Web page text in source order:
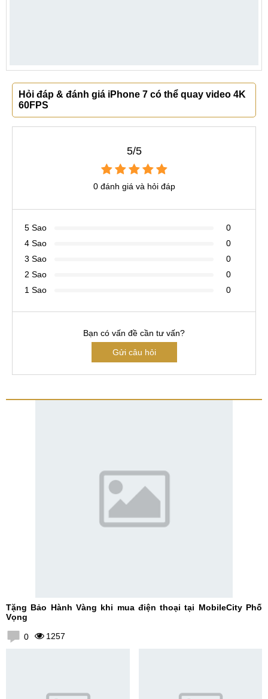
Hỏi đáp & đánh giá iPhone 7 có thể quay video 4K
60FPS
5/5
0 đánh giá và hỏi đáp
5 Sao
0
4 Sao
0
3 Sao
0
2 Sao
0
1 Sao
0
Bạn có vấn đề cần tư vấn?
Gửi câu hỏi
Tặng Bảo Hành Vàng khi mua điện thoại tại MobileCity Phố
Vọng
0 1257